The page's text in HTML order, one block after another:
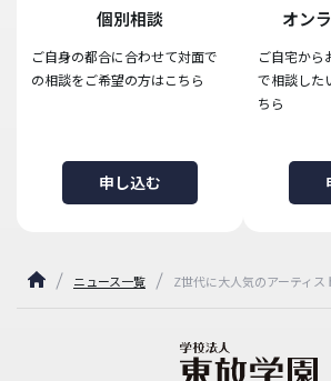
個別相談
ご自身の都合に合わせて対面で
の相談をご希望の方はこちら
申し込む
オン
ご自宅から
で相談した
ちら
ニュース一覧 Z世代に大人気のアーティ